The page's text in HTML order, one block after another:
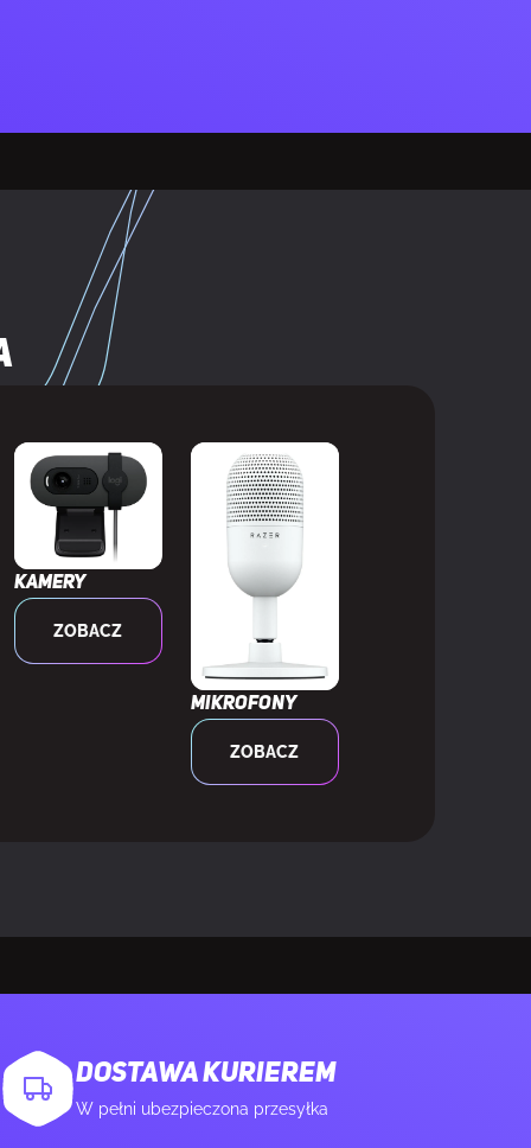
Kamery
ZOBACZ
Mikrofony
ZOBACZ
DOSTAWA KURIEREM
W pełni ubezpieczona przesyłka